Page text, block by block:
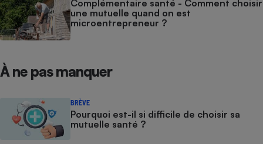
Complémentaire santé - Comment choisir
une mutuelle quand on est
microentrepreneur ?
À ne pas manquer
BRÈVE
Pourquoi est-il si difficile de choisir sa
mutuelle santé ?